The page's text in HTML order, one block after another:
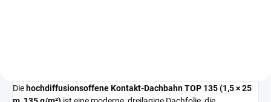
Die hochdiffusionsoffene Kontakt-Dachbahn TOP 135 (1,5 × 25